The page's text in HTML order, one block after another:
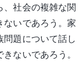
、社会の複雑な関
ないであろう。家
題について話し
ないであろう。